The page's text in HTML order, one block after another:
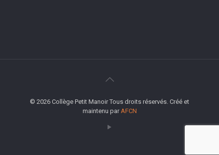
© 2026 Collège Petit Manoir Tous droits réservés. Créé et
maintenu par AFCN